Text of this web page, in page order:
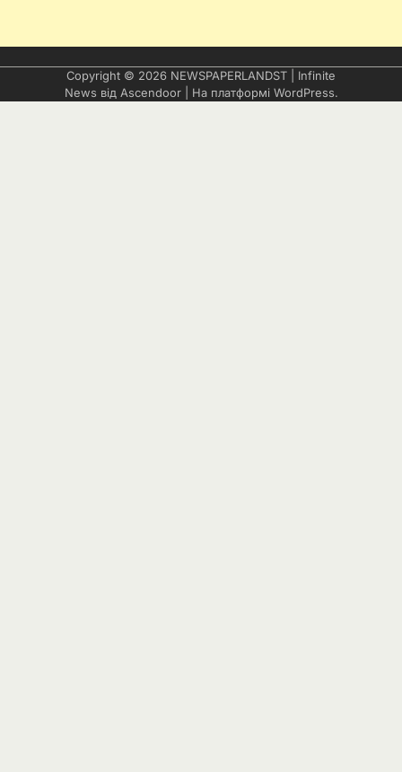
Copyright © 2026 NEWSPAPERLANDST | Infinite
News від Ascendoor| На платформі WordPress.